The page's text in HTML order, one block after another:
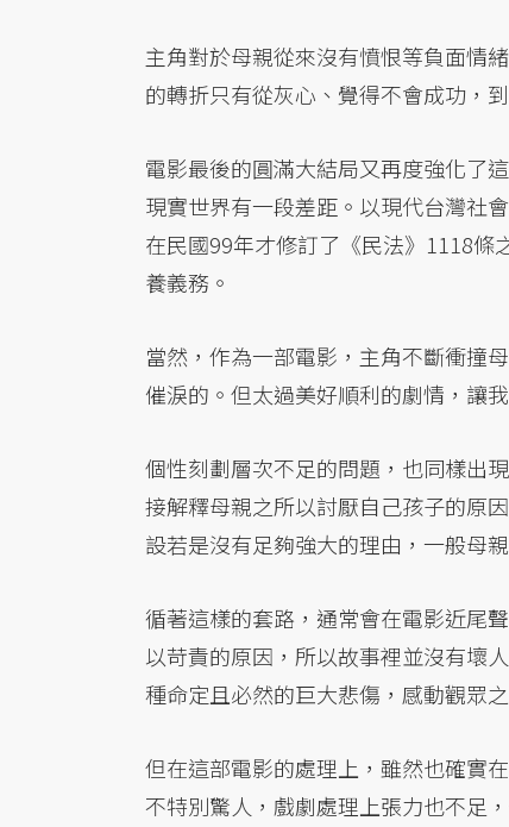
主角對於母親從來沒有憤恨等負面情
的轉折只有從灰心、覺得不會成功，
電影最後的圓滿大結局又再度強化了
現實世界有一段差距。以現代台灣社
在民國99年才修訂了《民法》1118條
養義務。
當然，作為一部電影，主角不斷衝撞
催淚的。但太過美好順利的劇情，讓
個性刻劃層次不足的問題，也同樣出
接解釋母親之所以討厭自己孩子的原
設若是沒有足夠強大的理由，一般母
循著這樣的套路，通常會在電影近尾
以苛責的原因，所以故事裡並沒有壞
種命定且必然的巨大悲傷，感動觀眾
但在這部電影的處理上，雖然也確實
不特別驚人，戲劇處理上張力也不足